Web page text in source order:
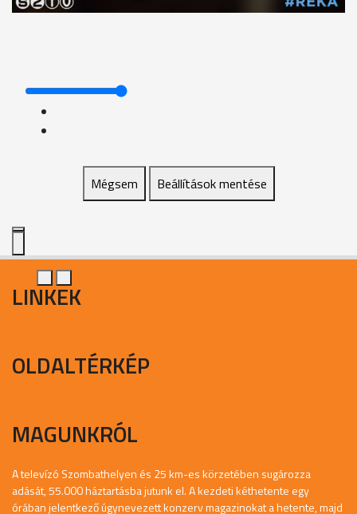
Mégsem Beállítások mentése
LINKEK
OLDALTÉRKÉP
MAGUNKRÓL
A televízó Szombathelyen és 25 km-es körzetében sugározza
adását, 55.000 háztartásba jutunk el. A kezdeti kéthetente egy
órában jelentkező úgynevezett konzerv magazinokat a hetente, majd